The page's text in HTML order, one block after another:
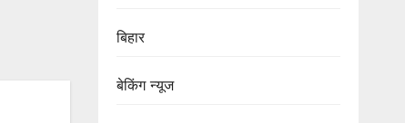
बिहार
बेकिंग न्यूज